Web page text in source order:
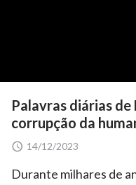
Palavras diárias de
corrupção da
14/12/2023
Durante milhares de